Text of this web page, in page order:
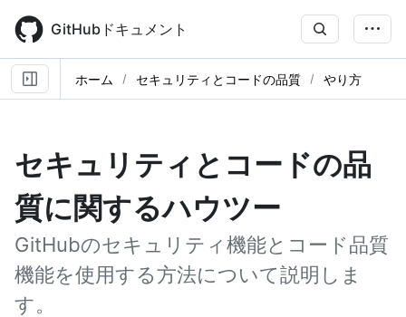
main
content
GitHubドキュメント
ホーム セキュリティとコードの品質 やり方
セキュリティとコードの品
質に関するハウツー
GitHubのセキュリティ機能とコード品質
機能を使用する方法について説明しま
す。